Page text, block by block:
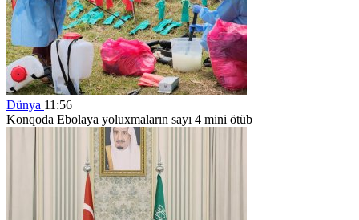
Dünya 11:56
Konqoda Ebolaya yoluxmaların sayı 4 mini ötüb